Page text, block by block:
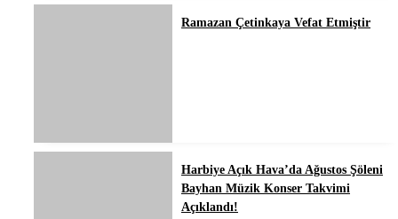
Ramazan Çetinkaya Vefat Etmiştir
Harbiye Açık Hava’da Ağustos Şöleni
Bayhan Müzik Konser Takvimi
Açıklandı!